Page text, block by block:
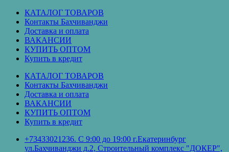
Перейти
содержимому
КАТАЛОГ ТОВАРОВ
Контакты Бахчиванджи
Доставка и оплата
ВАКАНСИИ
КУПИТЬ ОПТОМ
Купить в кредит
КАТАЛОГ ТОВАРОВ
Контакты Бахчиванджи
Доставка и оплата
ВАКАНСИИ
КУПИТЬ ОПТОМ
Купить в кредит
+73433021236. С 9:00 до 19:00 г.Екатеринбург
ул.Бахчиванджи д.2, Строительный комплекс "ДОКЕР",